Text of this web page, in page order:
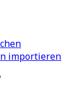
importieren